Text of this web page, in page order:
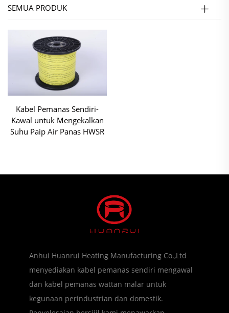
SEMUA PRODUK
Kabel Pemanas Sendiri-
Kawal untuk Mengekalkan
Suhu Paip Air Panas HWSR
Anhui Huanrui Heating Manufacturing Co.,Ltd
menyediakan kabel pemanas sendiri mengawal
dan kabel pemanas wattan malar untuk
kegunaan perindustrian dan domestik.